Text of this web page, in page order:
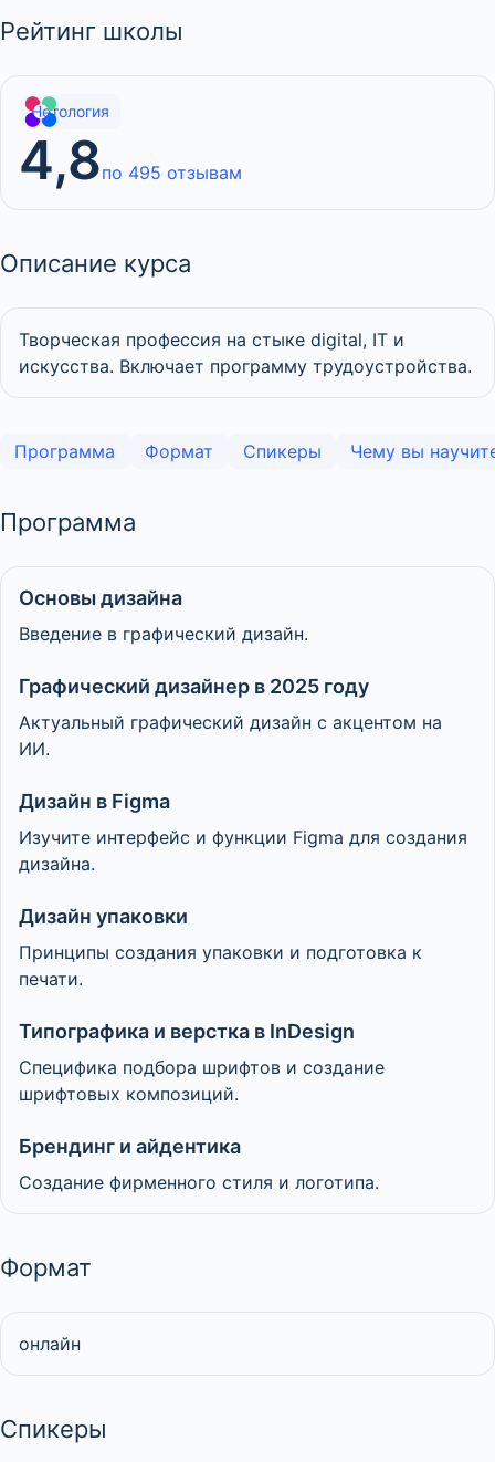
Рейтинг школы
Нетология
4,8по 495 отзывам
Описание курса
Творческая профессия на стыке digital, IT и
искусства. Включает программу трудоустройства.
Программа Формат Спикеры Чему вы
Программа
Основы дизайна
Введение в графический дизайн.
Графический дизайнер в 2025 году
Актуальный графический дизайн с акцентом на
ИИ.
Дизайн в Figma
Изучите интерфейс и функции Figma для создания
дизайна.
Дизайн упаковки
Принципы создания упаковки и подготовка к
печати.
Типографика и верстка в InDesign
Специфика подбора шрифтов и создание
шрифтовых композиций.
Брендинг и айдентика
Создание фирменного стиля и логотипа.
Формат
онлайн
Спикеры